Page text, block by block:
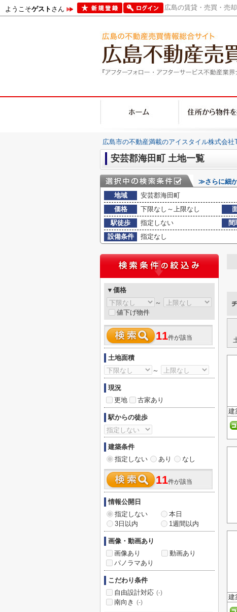
ようこそゲストさん 広島の賃貸・売買・売
広島市の不動産満載のアイスタイル株式会社
安芸郡海田町 土地一覧
≫さらに細か
地域
安芸郡海田町
価格
下限なし～上限なし
駅徒歩
指定しない 間
設備条件
指定なし
建
建
▼価格
～
値下げ物件
11件が該当
土地面積
～
現況
更地
古家あり
駅からの徒歩
建築条件
指定しない
あり なし
11件が該当
情報公開日
指定しない
本日
3日以内
1週間以内
画像・動画あり
画像あり
動画あり
パノラマあり
こだわり条件
自由設計対応 (-)
南向き (-)